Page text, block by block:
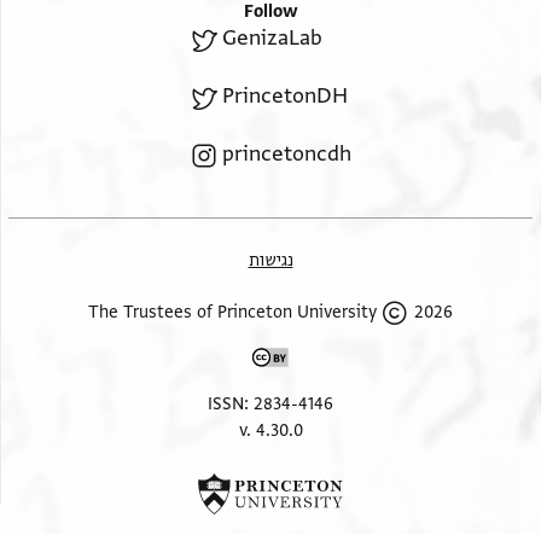
Follow
GenizaLab
PrincetonDH
princetoncdh
נגישות
2026 The Trustees of Princeton University
ISSN: 2834-4146
v. 4.30.0